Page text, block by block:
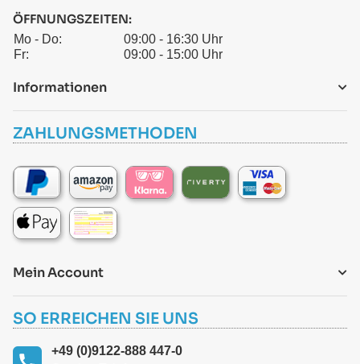
ÖFFNUNGSZEITEN:
Mo - Do:
09:00 - 16:30 Uhr
Fr:
09:00 - 15:00 Uhr
Informationen
ZAHLUNGSMETHODEN
Mein Account
SO ERREICHEN SIE UNS
+49 (0)9122-888 447-0